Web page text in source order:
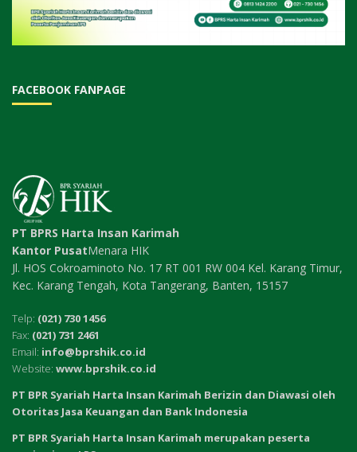
FACEBOOK FANPAGE
PT BPRS Harta Insan Karimah
Kantor PusatMenara HIK
Jl. HOS Cokroaminoto No. 17 RT 001 RW 004 Kel. Karang Timur,
Kec. Karang Tengah, Kota Tangerang, Banten, 15157
Telp: (021) 730 1456
Fax: (021) 731 2461
Email: info@bprshik.co.id
Website: www.bprshik.co.id
PT BPR Syariah Harta Insan Karimah Berizin dan Diawasi oleh
Otoritas Jasa Keuangan dan Bank Indonesia
PT BPR Syariah Harta Insan Karimah merupakan peserta